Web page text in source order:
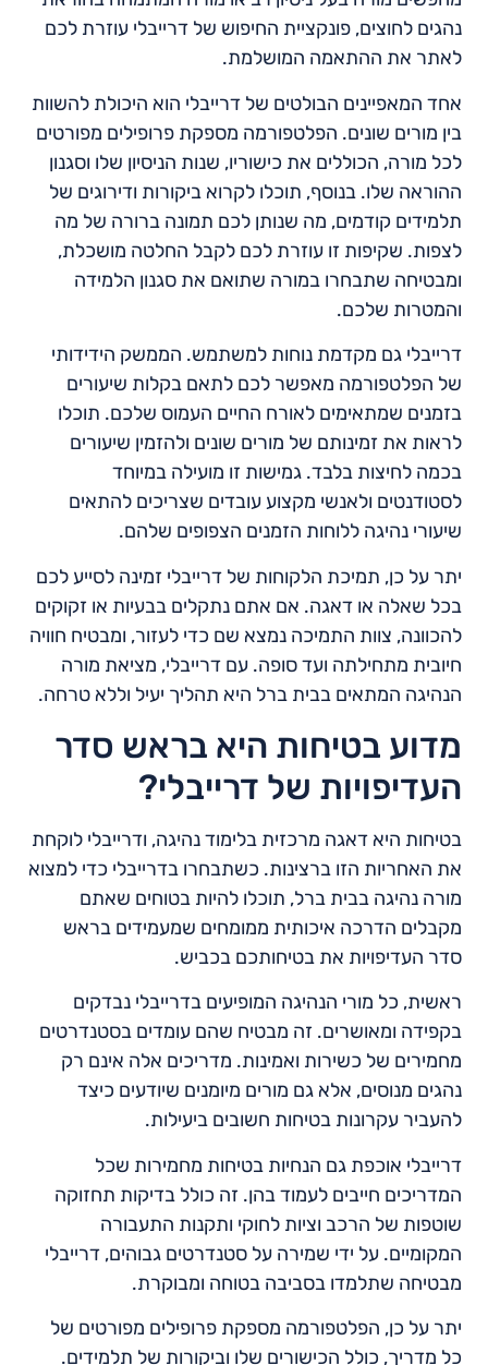
נהגים לחוצים, פונקציית החיפוש של דרייבלי עוזרת לכם
לאתר את ההתאמה המושלמת.
אחד המאפיינים הבולטים של דרייבלי הוא היכולת להשוות
בין מורים שונים. הפלטפורמה מספקת פרופילים מפורטים
לכל מורה, הכוללים את כישוריו, שנות הניסיון שלו וסגנון
ההוראה שלו. בנוסף, תוכלו לקרוא ביקורות ודירוגים של
תלמידים קודמים, מה שנותן לכם תמונה ברורה של מה
לצפות. שקיפות זו עוזרת לכם לקבל החלטה מושכלת,
ומבטיחה שתבחרו במורה שתואם את סגנון הלמידה
והמטרות שלכם.
דרייבלי גם מקדמת נוחות למשתמש. הממשק הידידותי
של הפלטפורמה מאפשר לכם לתאם בקלות שיעורים
בזמנים שמתאימים לאורח החיים העמוס שלכם. תוכלו
לראות את זמינותם של מורים שונים ולהזמין שיעורים
בכמה לחיצות בלבד. גמישות זו מועילה במיוחד
לסטודנטים ולאנשי מקצוע עובדים שצריכים להתאים
שיעורי נהיגה ללוחות הזמנים הצפופים שלהם.
יתר על כן, תמיכת הלקוחות של דרייבלי זמינה לסייע לכם
בכל שאלה או דאגה. אם אתם נתקלים בבעיות או זקוקים
להכוונה, צוות התמיכה נמצא שם כדי לעזור, ומבטיח חוויה
חיובית מתחילתה ועד סופה. עם דרייבלי, מציאת מורה
הנהיגה המתאים בבית ברל היא תהליך יעיל וללא טרחה.
מדוע בטיחות היא בראש סדר
העדיפויות של דרייבלי?
בטיחות היא דאגה מרכזית בלימוד נהיגה, ודרייבלי לוקחת
את האחריות הזו ברצינות. כשתבחרו בדרייבלי כדי למצוא
מורה נהיגה בבית ברל, תוכלו להיות בטוחים שאתם
מקבלים הדרכה איכותית ממומחים שמעמידים בראש
סדר העדיפויות את בטיחותכם בכביש.
ראשית, כל מורי הנהיגה המופיעים בדרייבלי נבדקים
בקפידה ומאושרים. זה מבטיח שהם עומדים בסטנדרטים
מחמירים של כשירות ואמינות. מדריכים אלה אינם רק
נהגים מנוסים, אלא גם מורים מיומנים שיודעים כיצד
להעביר עקרונות בטיחות חשובים ביעילות.
דרייבלי אוכפת גם הנחיות בטיחות מחמירות שכל
המדריכים חייבים לעמוד בהן. זה כולל בדיקות תחזוקה
שוטפות של הרכב וציות לחוקי ותקנות התעבורה
המקומיים. על ידי שמירה על סטנדרטים גבוהים, דרייבלי
מבטיחה שתלמדו בסביבה בטוחה ומבוקרת.
יתר על כן, הפלטפורמה מספקת פרופילים מפורטים של
כל מדריך, כולל הכישורים שלו וביקורות של תלמידים.